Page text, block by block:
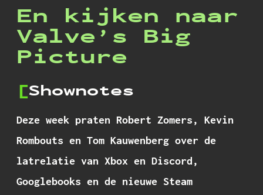
En kijken naar
Valve’s Big
Picture
Shownotes
Deze week praten Robert Zomers, Kevin
Rombouts en Tom Kauwenberg over de
latrelatie van Xbox en Discord,
Googlebooks en de nieuwe Steam